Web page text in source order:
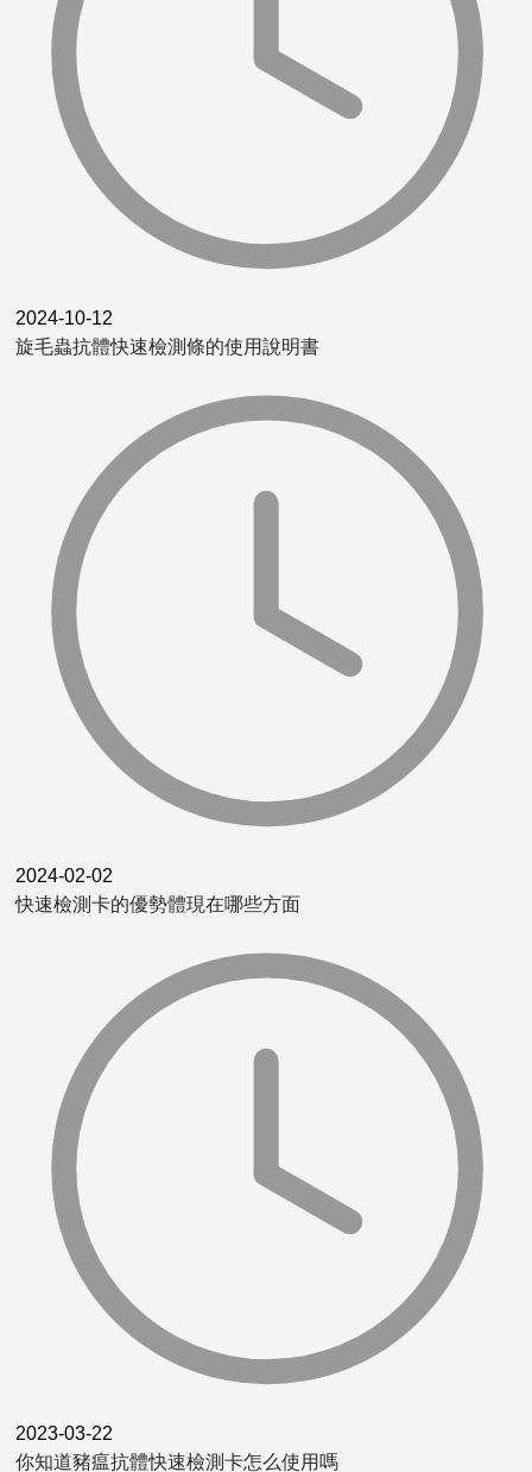
2024-10-12
旋毛蟲抗體快速檢測條的使用說明書
2024-02-02
快速檢測卡的優勢體現在哪些方面
2023-03-22
你知道豬瘟抗體快速檢測卡怎么使用嗎